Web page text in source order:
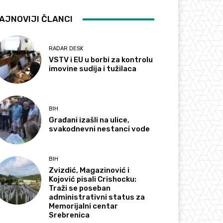
ČLANCI
RADAR DESK
VSTV i EU u borbi za kontrolu
imovine sudija i tužilaca
BIH
Građani izašli na ulice,
svakodnevni nestanci vode
BIH
Zvizdić, Magazinović i
Kojović pisali Crishocku:
Traži se poseban
administrativni status za
Memorijalni centar
Srebrenica